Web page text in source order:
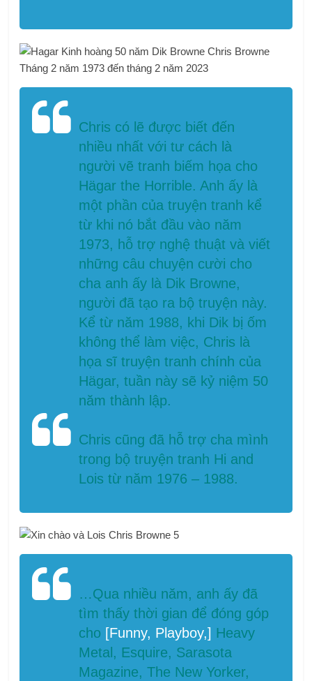
Chris có lẽ được biết đến
nhiều nhất với tư cách là
người vẽ tranh biếm họa cho
Hägar the Horrible. Anh ấy là
một phần của truyện tranh kể
từ khi nó bắt đầu vào năm
1973, hỗ trợ nghệ thuật và viết
những câu chuyện cười cho
cha anh ấy là Dik Browne,
người đã tạo ra bộ truyện này.
Kể từ năm 1988, khi Dik bị ốm
không thể làm việc, Chris là
họa sĩ truyện tranh chính của
Hägar, tuần này sẽ kỷ niệm 50
năm thành lập.
Chris cũng đã hỗ trợ cha mình
trong bộ truyện tranh Hi and
Lois từ năm 1976 – 1988.
…Qua nhiều năm, anh ấy đã
tìm thấy thời gian để đóng góp
cho [Funny, Playboy,] Heavy
Metal, Esquire, Sarasota
Magazine, The New Yorker,